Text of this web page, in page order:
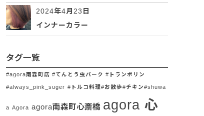
2024年4月23日
インナーカラー
タグ一覧
#agora南森町店 #てんとう虫パーク #トランポリン
#always_pink_suger #トルコ料理#お散歩#チキン#shuwa
a Agora agora南森町心斎橋 agora 心